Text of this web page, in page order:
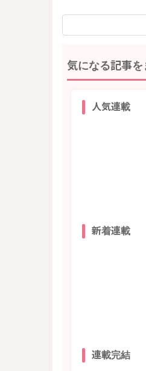
気になる記事を
人気連載
新着連載
連載完結